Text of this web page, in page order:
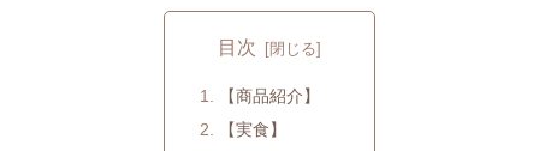
目次
【商品紹介】
【実食】